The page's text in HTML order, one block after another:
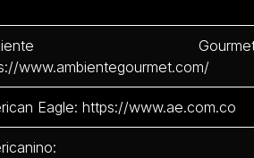
www.ambientegourmet.com/
Eagle: https://www.ae.com.co